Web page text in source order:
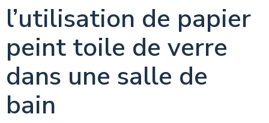
l’utilisation de papier
peint toile de verre
dans une salle de
bain